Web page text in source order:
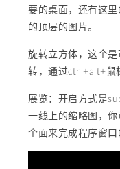
要的桌面，还有这
的顶层的图片。
旋转立方体，这个
转，通过ctrl+alt+鼠
展览：开启方式是
一线上的缩略图，
个面来完成程序窗